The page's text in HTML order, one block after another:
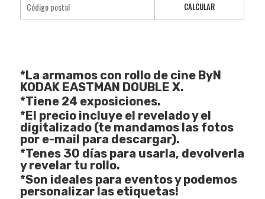
CALCULAR
*La armamos con rollo de cine ByN
KODAK EASTMAN DOUBLE X.
*Tiene 24 exposiciones.
*El precio incluye el revelado y el
digitalizado (te mandamos las fotos
por e-mail para descargar).
*Tenes 30 días para usarla, devolverla
y revelar tu rollo.
*Son ideales para eventos y podemos
personalizar las etiquetas!